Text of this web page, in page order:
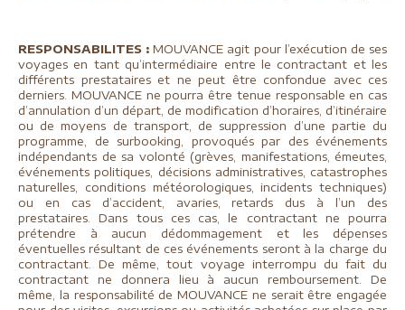
RESPONSABILITES : MOUVANCE agit pour l’exécution de ses
voyages en tant qu’intermédiaire entre le contractant et les
différents prestataires et ne peut être confondue avec ces
derniers. MOUVANCE ne pourra être tenue responsable en cas
d’annulation d’un départ, de modification d’horaires, d’itinéraire
ou de moyens de transport, de suppression d’une partie du
programme, de surbooking, provoqués par des événements
indépendants de sa volonté (grèves, manifestations, émeutes,
événements politiques, décisions administratives, catastrophes
naturelles, conditions météorologiques, incidents techniques)
ou en cas d’accident, avaries, retards dus à l’un des
prestataires. Dans tous ces cas, le contractant ne pourra
prétendre à aucun dédommagement et les dépenses
éventuelles résultant de ces événements seront à la charge du
contractant. De même, tout voyage interrompu du fait du
contractant ne donnera lieu à aucun remboursement. De
même, la responsabilité de MOUVANCE ne serait être engagée